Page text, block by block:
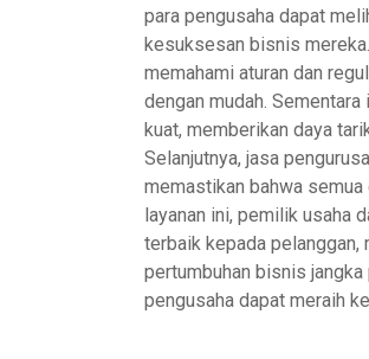
para pengusaha dapat
kesuksesan bisnis
memahami aturan dan
dengan mudah.
kuat, memberikan daya
Selanjutnya, jasa
memastikan bahwa
layanan ini, pemilik usaha
terbaik kepada pelanggan,
pertumbuhan bisnis
pengusaha dapat meraih